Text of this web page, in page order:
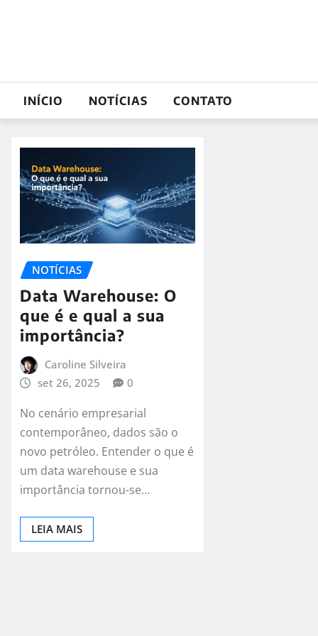
INÍCIO NOTÍCIAS CONTATO
NOTÍCIAS
Data Warehouse: O
que é e qual a sua
importância?
Caroline Silveira
set 26, 2025
0
No cenário empresarial
contemporâneo, dados são o
novo petróleo. Entender o que é
um data warehouse e sua
importância tornou-se…
LEIA MAIS